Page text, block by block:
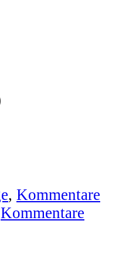
, Kommentare
Kommentare